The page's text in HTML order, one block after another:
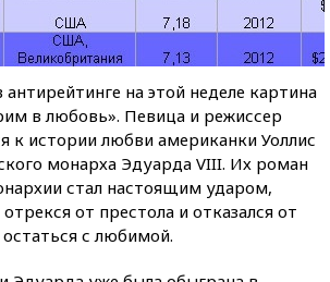
на этой неделе картина
в любовь». Певица и режиссер
к истории любви американки Уоллис
монарха Эдуарда VIII. Их роман
стал настоящим ударом,
от престола и отказался от
с любимой.